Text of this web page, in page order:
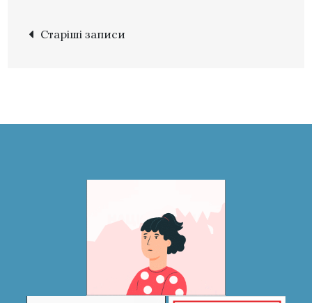
Старіші записи